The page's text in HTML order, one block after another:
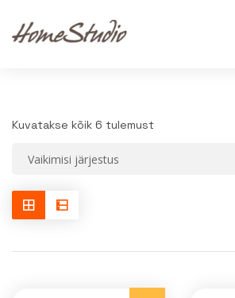
Kuvatakse kõik 6 tulemust